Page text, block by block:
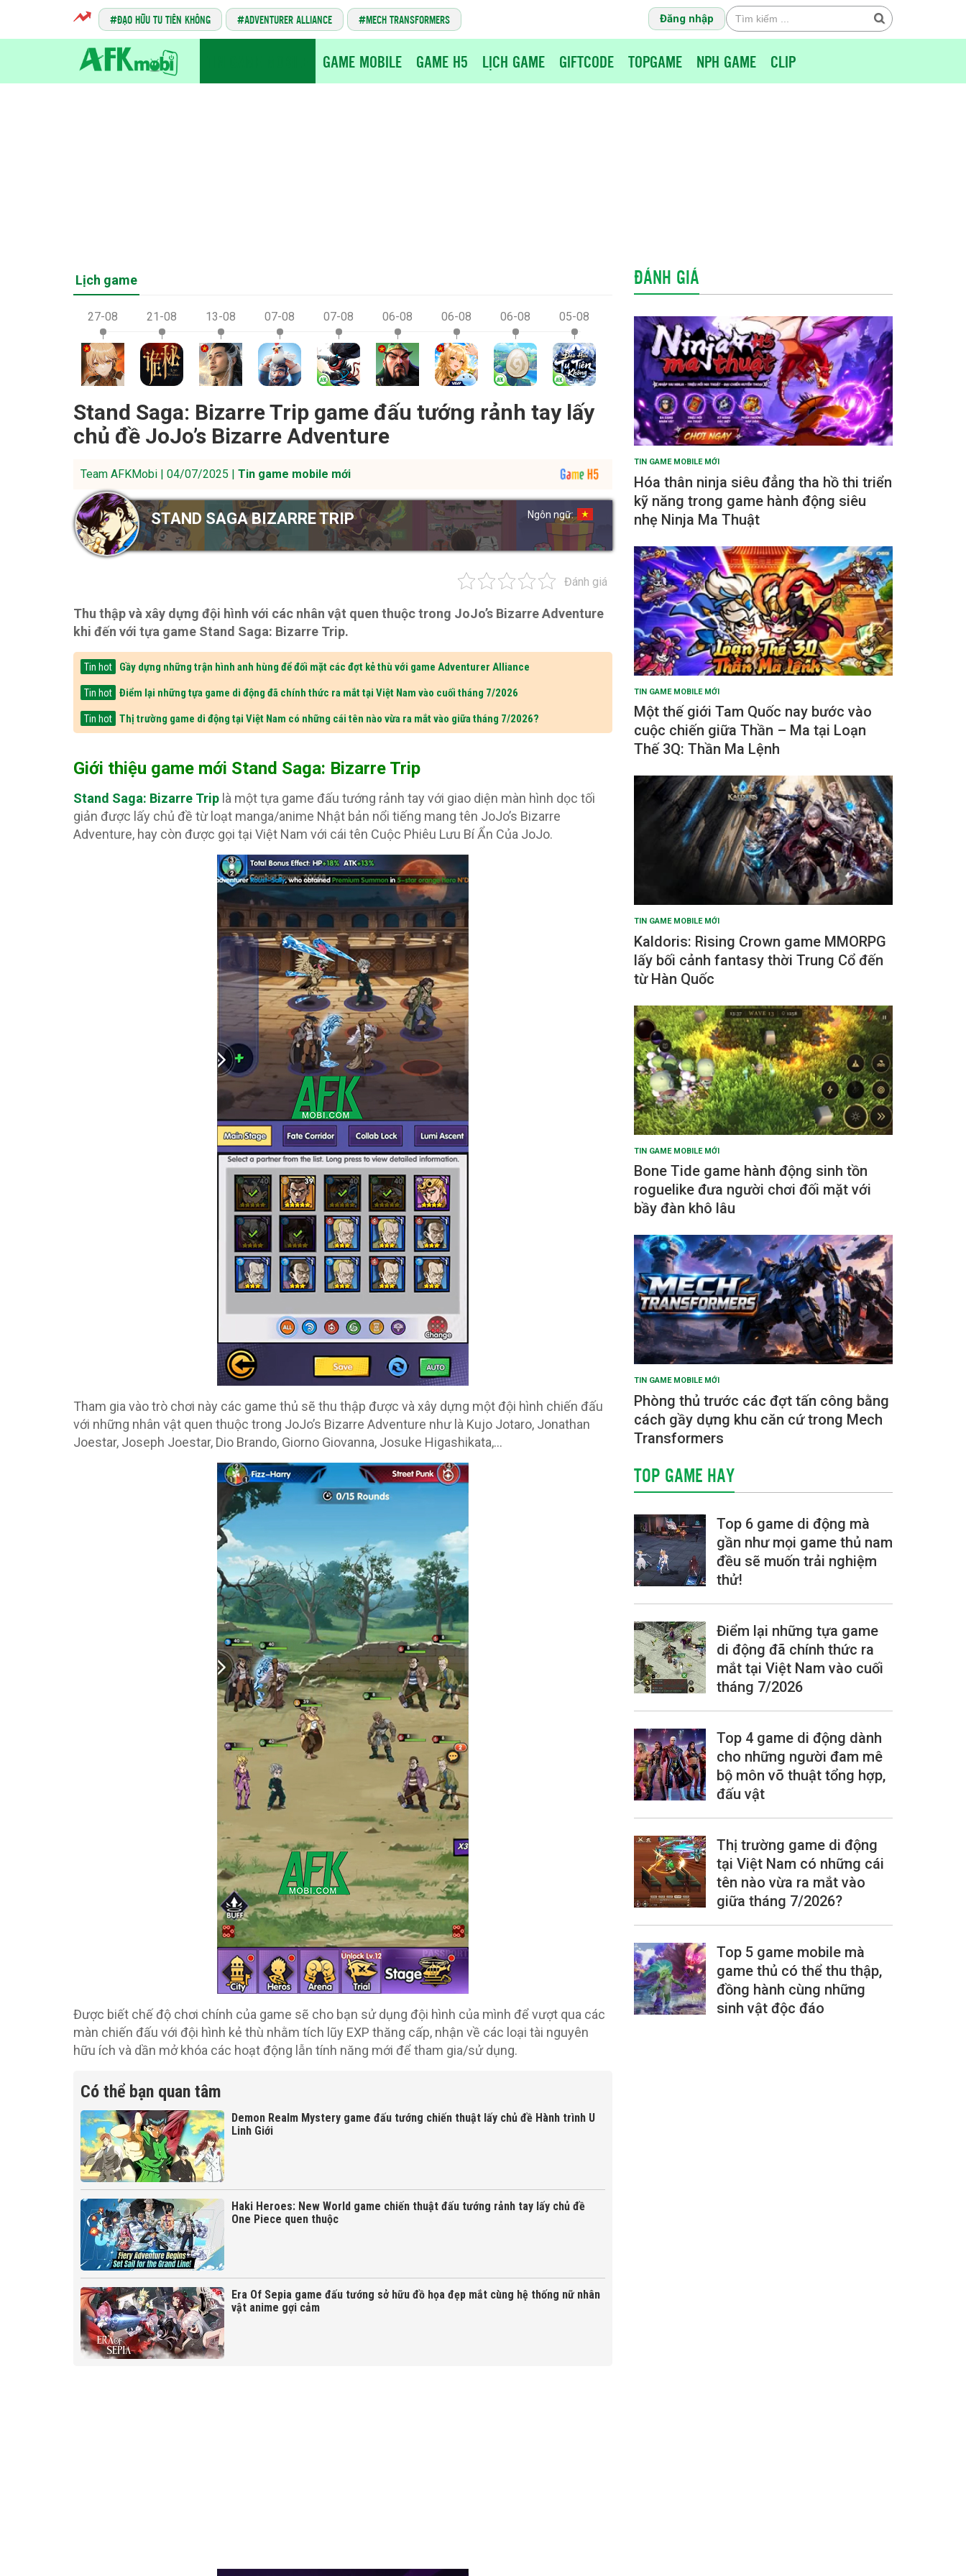
ĐẠO HỮU TU TIÊN KHÔNG ADVENTURER ALLIANCE MECH TRANSFORMERS Đăng nhập
GAME MOBILE GAME H5 LỊCH GAME GIFTCODE TOPGAME NPH GAME CLIP
Lịch game
27-08 21-08 13-08 07-08 07-08 06-08 06-08 06-08 05-08
Stand Saga: Bizarre Trip game đấu tướng rảnh tay lấy
chủ đề JoJo’s Bizarre Adventure
Team AFKMobi | 04/07/2025 | Tin game mobile mới
STAND SAGA BIZARRE TRIP Ngôn ngữ:
Đánh giá
Thu thập và xây dựng đội hình với các nhân vật quen thuộc trong JoJo’s Bizarre Adventure
khi đến với tựa game Stand Saga: Bizarre Trip.
Tin hot Gầy dựng những trận hình anh hùng để đối mặt các đợt kẻ thù với game Adventurer Alliance
Tin hot Điểm lại những tựa game di động đã chính thức ra mắt tại Việt Nam vào cuối tháng 7/2026
Tin hot Thị trường game di động tại Việt Nam có những cái tên nào vừa ra mắt vào giữa tháng 7/2026?
Giới thiệu game mới Stand Saga: Bizarre Trip
Stand Saga: Bizarre Trip là một tựa game đấu tướng rảnh tay với giao diện màn hình dọc tối
giản được lấy chủ đề từ loạt manga/anime Nhật bản nổi tiếng mang tên JoJo’s Bizarre
Adventure, hay còn được gọi tại Việt Nam với cái tên Cuộc Phiêu Lưu Bí Ẩn Của JoJo.
Tham gia vào trò chơi này các game thủ sẽ thu thập được và xây dựng một đội hình chiến đấu
với những nhân vật quen thuộc trong JoJo’s Bizarre Adventure như là Kujo Jotaro, Jonathan
Joestar, Joseph Joestar, Dio Brando, Giorno Giovanna, Josuke Higashikata,…
Được biết chế độ chơi chính của game sẽ cho bạn sử dụng đội hình của mình để vượt qua các
màn chiến đấu với đội hình kẻ thù nhằm tích lũy EXP thăng cấp, nhận về các loại tài nguyên
hữu ích và dần mở khóa các hoạt động lẫn tính năng mới để tham gia/sử dụng.
Có thể bạn quan tâm
Demon Realm Mystery game đấu tướng chiến thuật lấy chủ đề Hành trình U
Linh Giới
Haki Heroes: New World game chiến thuật đấu tướng rảnh tay lấy chủ đề
One Piece quen thuộc
Era Of Sepia game đấu tướng sở hữu đồ họa đẹp mắt cùng hệ thống nữ nhân
vật anime gợi cảm
ĐÁNH GIÁ
TIN GAME MOBILE MỚI
Hóa thân ninja siêu đẳng tha hồ thi triển
kỹ năng trong game hành động siêu
nhẹ Ninja Ma Thuật
TIN GAME MOBILE MỚI
Một thế giới Tam Quốc nay bước vào
cuộc chiến giữa Thần – Ma tại Loạn
Thế 3Q: Thần Ma Lệnh
TIN GAME MOBILE MỚI
Kaldoris: Rising Crown game MMORPG
lấy bối cảnh fantasy thời Trung Cổ đến
từ Hàn Quốc
TIN GAME MOBILE MỚI
Bone Tide game hành động sinh tồn
roguelike đưa người chơi đối mặt với
bầy đàn khô lâu
TIN GAME MOBILE MỚI
Phòng thủ trước các đợt tấn công bằng
cách gầy dựng khu căn cứ trong Mech
Transformers
TOP GAME HAY
Top 6 game di động mà
gần như mọi game thủ nam
đều sẽ muốn trải nghiệm
thử!
Điểm lại những tựa game
di động đã chính thức ra
mắt tại Việt Nam vào cuối
tháng 7/2026
Top 4 game di động dành
cho những người đam mê
bộ môn võ thuật tổng hợp,
đấu vật
Thị trường game di động
tại Việt Nam có những cái
tên nào vừa ra mắt vào
giữa tháng 7/2026?
Top 5 game mobile mà
game thủ có thể thu thập,
đồng hành cùng những
sinh vật độc đáo